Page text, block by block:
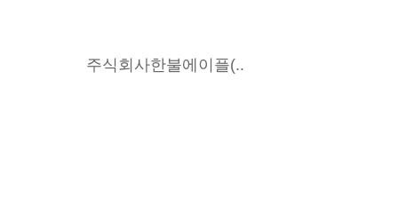
주식회사한불에이플(..